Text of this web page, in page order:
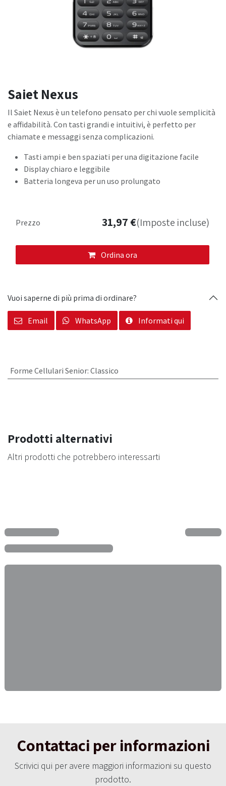
Saiet Nexus
Il Saiet Nexus è un telefono pensato per chi vuole semplicità
e affidabilità. Con tasti grandi e intuitivi, è perfetto per
chiamate e messaggi senza complicazioni.
Tasti ampi e ben spaziati per una digitazione facile
Display chiaro e leggibile
Batteria longeva per un uso prolungato
Ordina ora
Prezzo 31,97€(Imposte incluse)
Vuoi saperne di più prima di ordinare?
Email WhatsApp Informati qui
Forme Cellulari Senior: Classico
Prodotti alternativi
Altri prodotti che potrebbero interessarti
Contattaci per informazioni
Scrivici qui per avere maggiori informazioni su questo
prodotto.